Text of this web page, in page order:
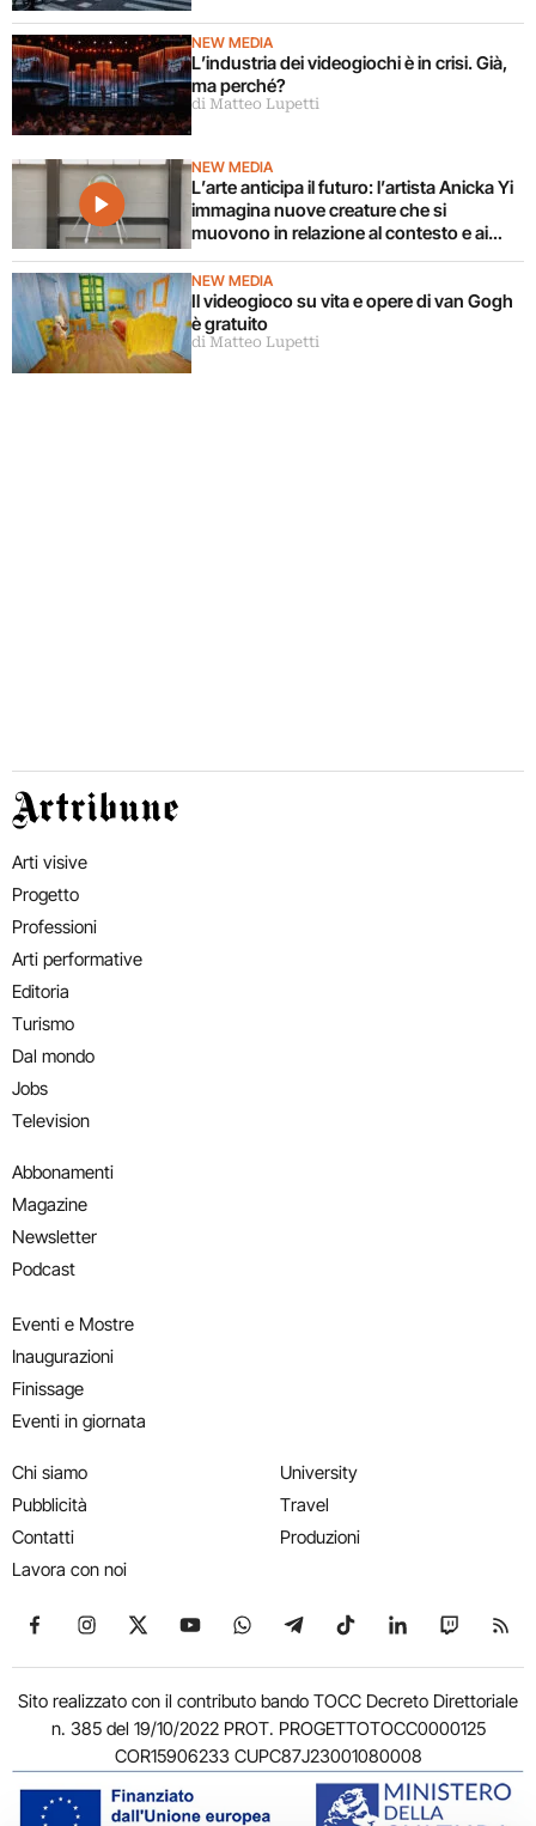
NEW MEDIA
L’industria dei videogiochi è in crisi. Già,
ma perché?
di Matteo Lupetti
NEW MEDIA
L’arte anticipa il futuro: l’artista Anicka Yi
immagina nuove creature che si
muovono in relazione al contesto e ai
corpi circostanti
NEW MEDIA
Il videogioco su vita e opere di van Gogh
è gratuito
di Matteo Lupetti
Artribune
Arti visive
Progetto
Professioni
Arti performative
Editoria
Turismo
Dal mondo
Jobs
Television
Abbonamenti
Magazine
Newsletter
Podcast
Eventi e Mostre
Inaugurazioni
Finissage
Eventi in giornata
Chi siamo
Pubblicità
Contatti
Lavora con noi
University
Travel
Produzioni
Seguici su Facebook
Seguici su Instagram
Seguici su X
Seguici su YouTube
Seguici su WhatsApp
Seguici su Telegram
Seguici su TikTok
Seguici su
Seguici
Sito realizzato con il contributo bando TOCC Decreto Direttoriale
n. 385 del 19/10/2022 PROT. PROGETTOTOCC0000125
COR15906233 CUPC87J23001080008